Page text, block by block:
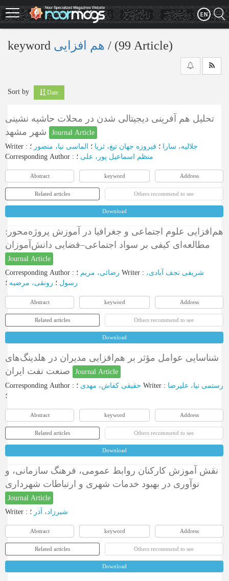
Skip
to
main
keyword ‎/ (99 Article)
Sort by Date
تحلیل هم آفرینی دیجیتالی شدن در محلات حاشیه نشینی
Journal Article
Writer : جلالیه، سارا ؛ فیروزه جهان تیغ، ثریا ؛ الماسی نیا، منصور ؛
Corresponding Author : منظم اسماعیل ‌پور، علی ؛
Abstract keyword Address
Related articles Others recommend to see
Download
هم‌افزایی علوم اجتماعی و جغرافیا در آموزش پروژه‌محور:
مطالعه‌ای کیفی بر سواد اجتماعی–فضایی دانش‌آموزان
Journal Article
Corresponding Author : رضائی، مریم Writer : شریفی نجف آبادی،
رسول ؛ رونقی، مرضیه ؛
Abstract keyword Address
Related articles Others recommend to see
Download
شناسایی عوامل مؤثر بر هم‌افزایی مدیران در هلدینگ‌های
Journal Article
Corresponding Author : حقیقی کفاش، مهدی Writer : رستمی نیا، علیرضا
؛
Abstract keyword Address
Related articles Others recommend to see
Download
نقش آموزش کارکنان روابط عمومی، فرهنگ سازمانی، و
نوآوری در بهبود خدمات شهری و ارتباطات شهرداری
Journal Article
Writer : شیرزاد، آذر ؛
Abstract keyword Address
Related articles Others recommend to see
Download